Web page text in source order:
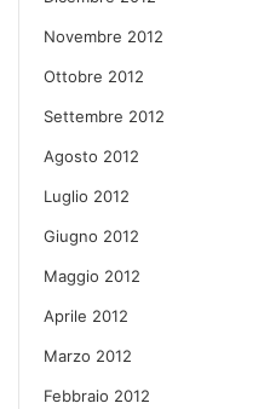
Novembre 2012
Ottobre 2012
Settembre 2012
Agosto 2012
Luglio 2012
Giugno 2012
Maggio 2012
Aprile 2012
Marzo 2012
Febbraio 2012